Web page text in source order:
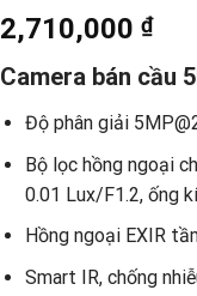
2,710,000 ₫
Camera bán cầu
Độ phân giải
Bộ lọc hồng ngoại
0.01 Lux/F1.2, ống
Hồng ngoại EXIR
Smart IR, chống